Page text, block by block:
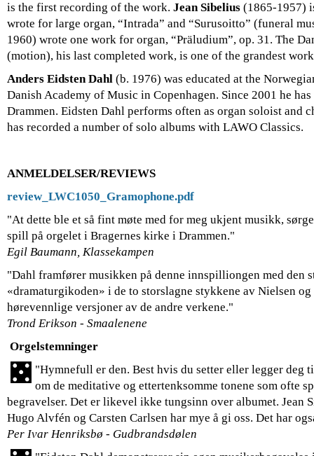
is the first recording of the work. Jean Sibelius (1865-1957)
wrote for large organ, “Intrada” and “Surusoitto” (funeral
1960) wrote one work for organ, “Präludium”, op. 31. The
(motion), his last completed work, is one of the grandest
Anders Eidsten Dahl (b. 1976) was educated at the
Danish Academy of Music in Copenhagen. Since 2001 he
Drammen. Eidsten Dahl performs often as organ soloist and
has recorded a number of solo albums with LAWO Classics.
ANMELDELSER/REVIEWS
review_LWC1050_Gramophone.pdf
"At dette ble et så fint møte med for meg ukjent musikk,
spill på orgelet i Bragernes kirke i Drammen."
Egil Baumann, Klassekampen
"Dahl framfører musikken på denne innspilliongen med den
«dramaturgikoden» i de to storslagne stykkene av Nielsen
hørevennlige versjoner av de andre verkene."
Trond Erikson - Smaalenene
Orgelstemninger
"Hymnefull er den. Best hvis du setter eller legger deg
om de meditative og ettertenksomme tonene som ofte
begravelser. Det er likevel ikke tungsinn over albumet. Jean
Hugo Alvfén og Carsten Carlsen har mye å gi oss. Det har
Per Ivar Henriksbø - Gudbrandsdølen